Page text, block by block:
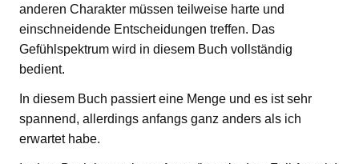
anderen Charakter müssen teilweise harte und
einschneidende Entscheidungen treffen. Das
Gefühlspektrum wird in diesem Buch vollständig
bedient.
In diesem Buch passiert eine Menge und es ist sehr
spannend, allerdings anfangs ganz anders als ich
erwartet habe.